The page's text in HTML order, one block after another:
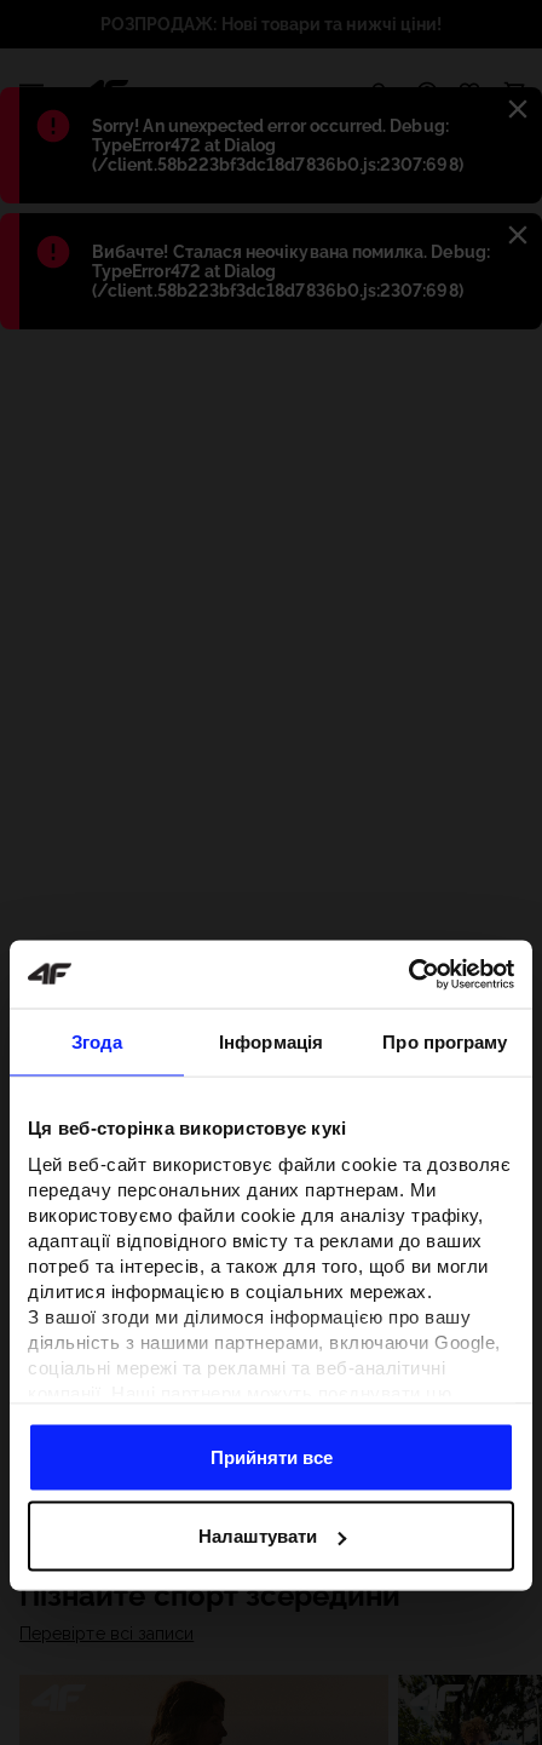
Згода Інформація Про програму
Ця веб-сторінка використовує кукі
Цей веб-сайт використовує файли cookie та дозволяє
передачу персональних даних партнерам. Ми
використовуємо файли cookie для аналізу трафіку,
адаптації відповідного вмісту та реклами до ваших
потреб та інтересів, а також для того, щоб ви могли
ділитися інформацією в соціальних мережах.
З вашої згоди ми ділимося інформацією про вашу
діяльність з нашими партнерами, включаючи Google,
соціальні мережі та рекламні та веб-аналітичні
отримують у результаті використання вами їхніх
послуг.З вашої згоди ми також можемо ділитися
з метою націлювання та покращення відображення
відповідної онлайн-реклами, проведення аналітики,
відповідності вмісту та вдосконалення рішень, які
пропонують наші партнери (наприклад, соціальні
мережі). Детальну інформацію можна знайти в нашій
та в розділі «Деталі».
Прийняти все
Налаштувати
Błąd:
Sorry! An unexpected error occurred. Debug:
TypeError472 at Dialog
(/client.58b223bf3dc18d7836b0.js:2307:698)
Błąd:
Вибачте! Сталася неочікувана помилка. Debug:
TypeError472 at Dialog
(/client.58b223bf3dc18d7836b0.js:2307:698)
РОЗПРОДАЖ: Нові товари та нижчі ціни!
Пізнайте спорт зсередини
Перевірте всі записи